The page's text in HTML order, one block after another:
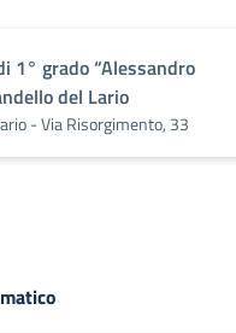
1° grado “Alessandro
del Lario
- Via Risorgimento, 33